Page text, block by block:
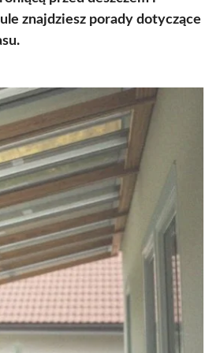
znajdziesz porady dotyczące